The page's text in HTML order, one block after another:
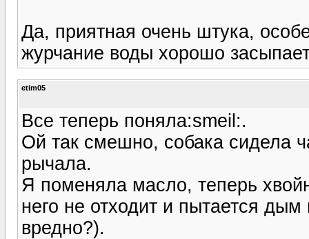
Да, приятная очень штука,
журчание воды хорошо
etim05
Все теперь поняла:smeil:.
Ой так смешно, собака сидела
рычала.
Я поменяла масло, теперь
него не отходит и пытается
вредно?).